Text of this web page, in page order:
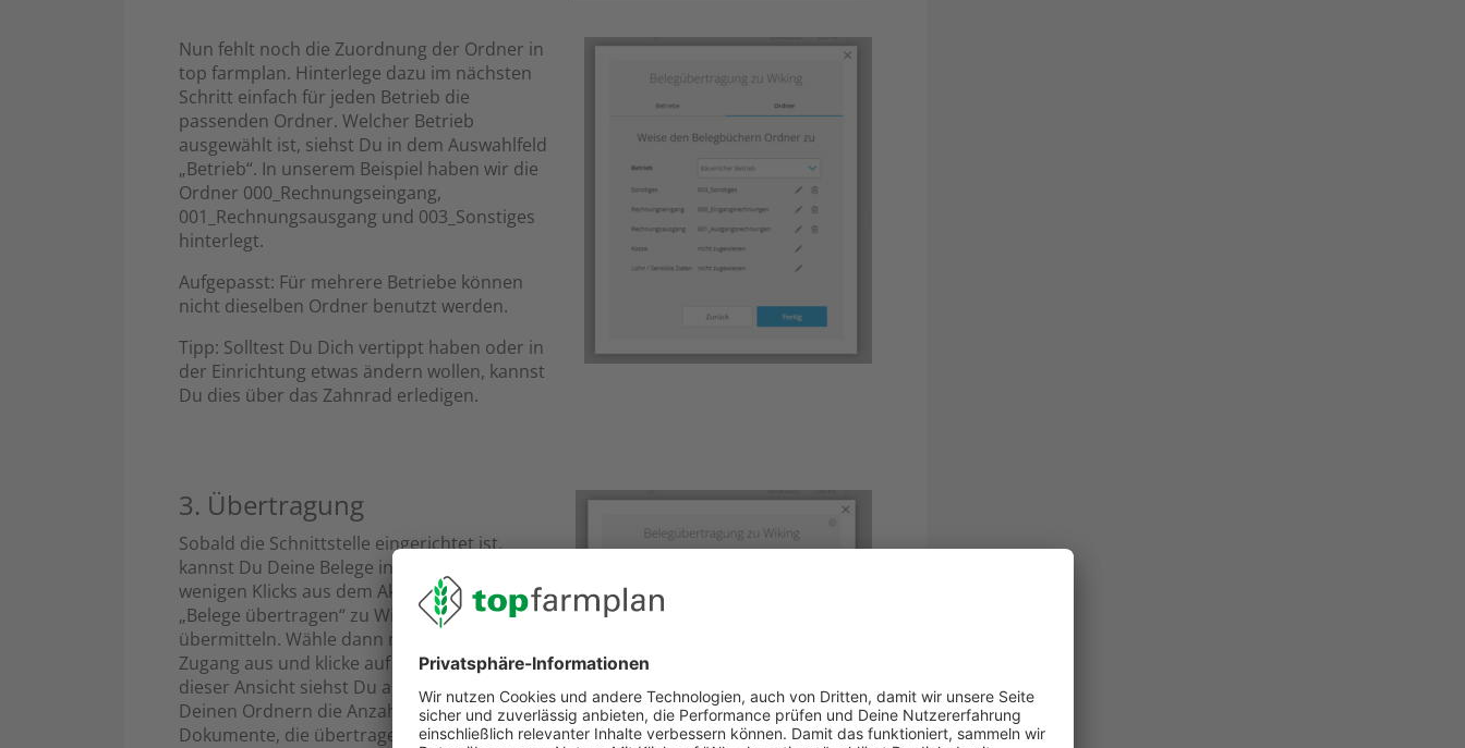
Nun fehlt noch die Zuordnung der Ordner in
top farmplan. Hinterlege dazu im nächsten
Schritt einfach für jeden Betrieb die
passenden Ordner. Welcher Betrieb
ausgewählt ist, siehst Du in dem Auswahlfeld
„Betrieb“. In unserem Beispiel haben wir die
Ordner 000_Rechnungseingang,
001_Rechnungsausgang und 003_Sonstiges
hinterlegt.
Aufgepasst: Für mehrere Betriebe können
nicht dieselben Ordner benutzt werden.
Tipp: Solltest Du Dich vertippt haben oder in
der Einrichtung etwas ändern wollen, kannst
Du dies über das Zahnrad erledigen.
3. Übertragung
Sobald die Schnittstelle eingerichtet ist,
kannst Du Deine Belege in Zukunft mit nur
wenigen Klicks aus dem Aktenschrank über
„Belege übertragen“ zu Wiking
übermitteln. Wähle dann nur noch Deinen
Zugang aus und klicke auf „Übertragen“. In
dieser Ansicht siehst Du auch rechts neben
Deinen Ordnern die Anzahl der
Dokumente, die übertragen werden.